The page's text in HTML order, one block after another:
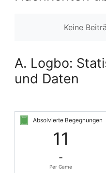
Keine
A. Logbo:
und Daten
Absolvierte Begegnungen
11
-
Per Game